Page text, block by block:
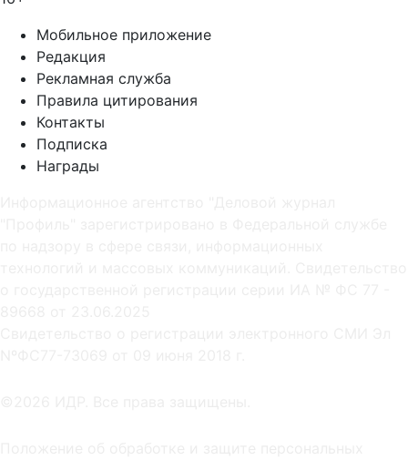
Мобильное приложение
Редакция
Рекламная служба
Правила цитирования
Контакты
Подписка
Награды